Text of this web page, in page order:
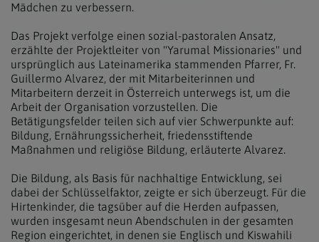
Mädchen zu verbessern.
Das Projekt verfolge einen sozial-pastoralen Ansatz,
erzählte der Projektleiter von "Yarumal Missionaries" und
ursprünglich aus Lateinamerika stammenden Pfarrer, Fr.
Guillermo Alvarez, der mit Mitarbeiterinnen und
Mitarbeitern derzeit in Österreich unterwegs ist, um die
Arbeit der Organisation vorzustellen. Die
Betätigungsfelder teilen sich auf vier Schwerpunkte auf:
Bildung, Ernährungssicherheit, friedensstiftende
Maßnahmen und religiöse Bildung, erläuterte Alvarez.
Die Bildung, als Basis für nachhaltige Entwicklung, sei
dabei der Schlüsselfaktor, zeigte er sich überzeugt. Für die
Hirtenkinder, die tagsüber auf die Herden aufpassen,
wurden insgesamt neun Abendschulen in der gesamten
Region eingerichtet, in denen sie Englisch und Kiswahili